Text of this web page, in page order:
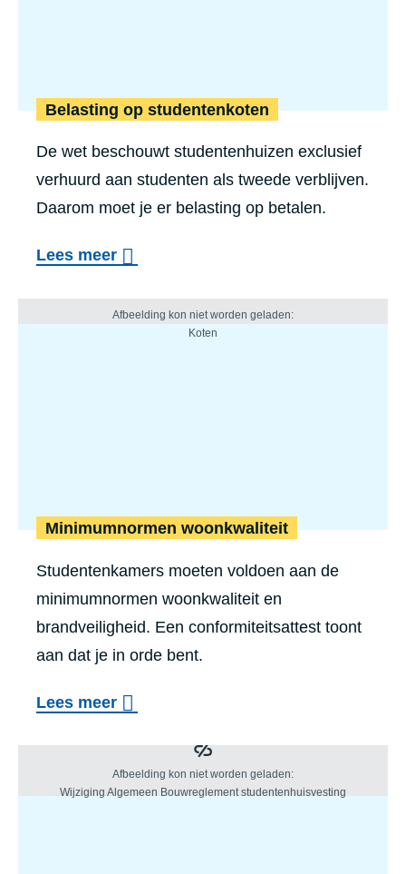
Belasting op studentenkoten
De wet beschouwt studentenhuizen exclusief
verhuurd aan studenten als tweede verblijven.
Daarom moet je er belasting op betalen.
Lees meer
Minimumnormen woonkwaliteit
Studentenkamers moeten voldoen aan de
minimumnormen woonkwaliteit en
brandveiligheid. Een conformiteitsattest toont
aan dat je in orde bent.
Lees meer